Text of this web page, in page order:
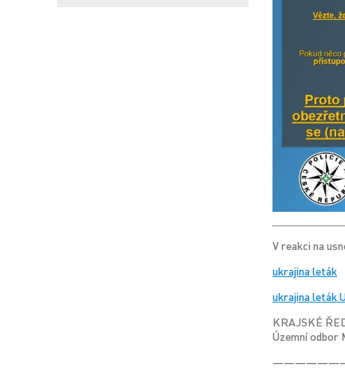
V reakci na
ukrajina leták
ukrajina leták
KRAJSKÉ
Územní odbor